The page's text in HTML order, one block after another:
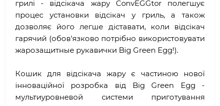
грилі - відсікача жару ConvEGGtor полегшує
процес установки відсікач у гриль, а також
дозволяє його легше діставати, коли відсікач
гарячий (обов'язково потрібно використовувати
жарозащитные рукавички Big Green Egg!).
Кошик для відсікача жару є частиною нової
інноваційної розробка від Big Green Egg -
мультиуровневой системи приготування